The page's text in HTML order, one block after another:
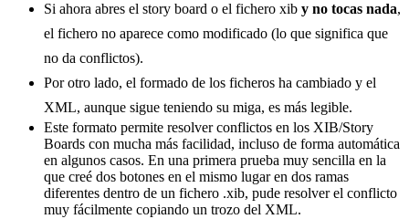
Si ahora abres el story board o el fichero xib y no tocas nada,
el fichero no aparece como modificado (lo que significa que
no da conflictos).
Por otro lado, el formado de los ficheros ha cambiado y el
XML, aunque sigue teniendo su miga, es más legible.
Este formato permite resolver conflictos en los XIB/Story
Boards con mucha más facilidad, incluso de forma automática
en algunos casos. En una primera prueba muy sencilla en la
que creé dos botones en el mismo lugar en dos ramas
diferentes dentro de un fichero .xib, pude resolver el conflicto
muy fácilmente copiando un trozo del XML.